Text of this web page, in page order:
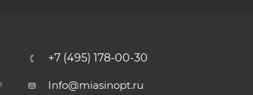
+7 (495) 178-00-30
Info@miasinopt.ru